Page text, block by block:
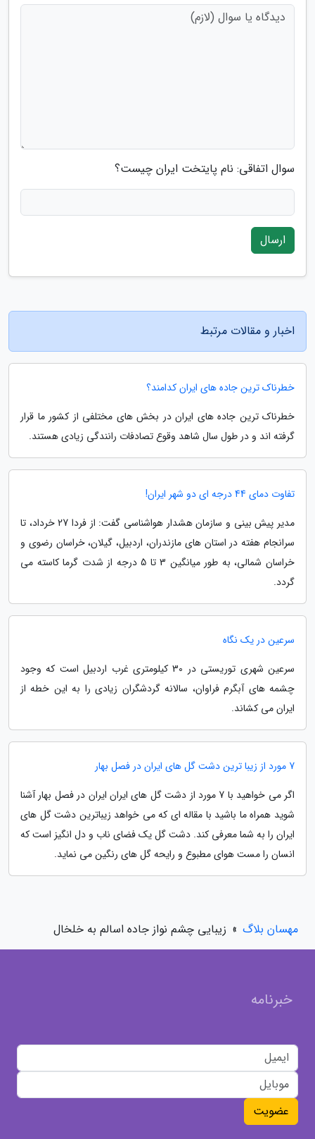
سوال اتفاقی: نام پایتخت ایران چیست؟
ارسال
اخبار و مقالات مرتبط
خطرناک ترین جاده های ایران کدامند؟
خطرناک ترین جاده های ایران در بخش های مختلفی از کشور ما قرار
گرفته اند و در طول سال شاهد وقوع تصادفات رانندگی زیادی هستند.
تفاوت دمای 44 درجه ای دو شهر ایران!
مدیر پیش بینی و سازمان هشدار هواشناسی گفت: از فردا 27 خرداد، تا
سرانجام هفته در استان های مازندران، اردبیل، گیلان، خراسان رضوی و
خراسان شمالی، به طور میانگین 3 تا 5 درجه از شدت گرما کاسته می
گردد.
سرعین در یک نگاه
سرعین شهری توریستی در 30 کیلومتری غرب اردبیل است که وجود
چشمه های آبگرم فراوان، سالانه گردشگران زیادی را به این خطه از
ایران می کشاند.
7 مورد از زیبا ترین دشت گل های ایران در فصل بهار
اگر می خواهید با 7 مورد از دشت گل های ایران ایران در فصل بهار آشنا
شوید همراه ما باشید با مقاله ای که می خواهد زیباترین دشت گل های
ایران را به شما معرفی کند. دشت گل یک فضای ناب و دل انگیز است که
انسان را مست هوای مطبوع و رایحه گل های رنگین می نماید.
مهسان بلاگ » زیبایی چشم نواز جاده اسالم به خلخال
خبرنامه
عضویت